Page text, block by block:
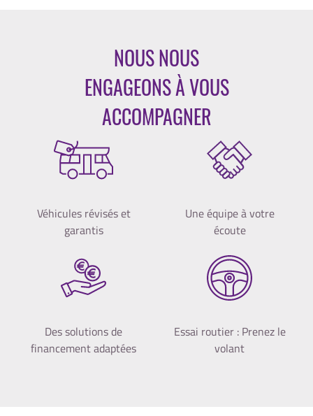
NOUS NOUS
ENGAGEONS À VOUS
ACCOMPAGNER
Véhicules révisés et
garantis
Une équipe à votre
écoute
Des solutions de
financement adaptées
Essai routier : Prenez le
volant